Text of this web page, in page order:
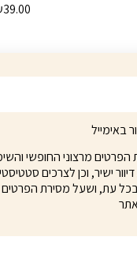
39.00
באימייל
מרצוני החופשי
ישיר, וכן לצרכים
עת, ושעל מסירת